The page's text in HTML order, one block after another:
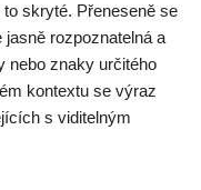
skryté. Přeneseně se
rozpoznatelná a
nebo znaky určitého
kontextu se výraz
s viditelným